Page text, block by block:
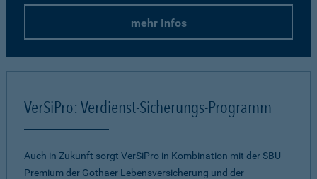
mehr Infos
VerSiPro: Verdienst-Sicherungs-Programm
Auch in Zukunft sorgt VerSiPro in Kombination mit der SBU
Premium der Gothaer Lebensversicherung und der